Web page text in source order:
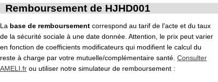
Remboursement de HJHD001
La base de remboursement correspond au tarif de l'acte et du taux
de la sécurité sociale à une date donnée. Attention, le prix peut varier
en fonction de coefficients modificateurs qui modifient le calcul du
reste à charge par votre mutuelle/complémentaire santé. Consulter
AMELI.fr ou utiliser notre simulateur de remboursement :